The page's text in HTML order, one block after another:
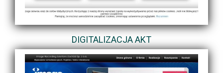
DIGITALIZACJA AKT